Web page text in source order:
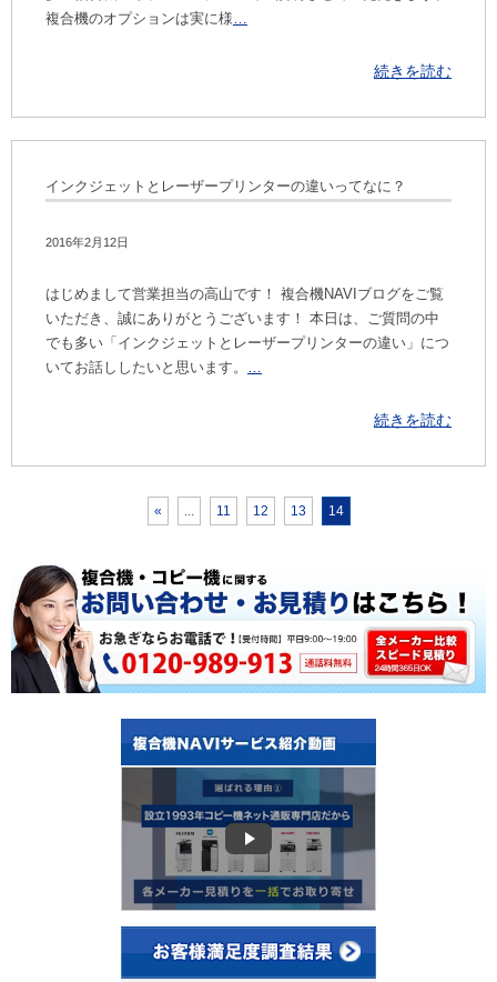
複合機のオプションは実に様…
続きを読む
インクジェットとレーザープリンターの違いってなに？
2016年2月12日
はじめまして営業担当の高山です！ 複合機NAVIブログをご覧
いただき、誠にありがとうございます！ 本日は、ご質問の中
でも多い「インクジェットとレーザープリンターの違い」につ
いてお話ししたいと思います。 …
続きを読む
« ... 11 12 13 14